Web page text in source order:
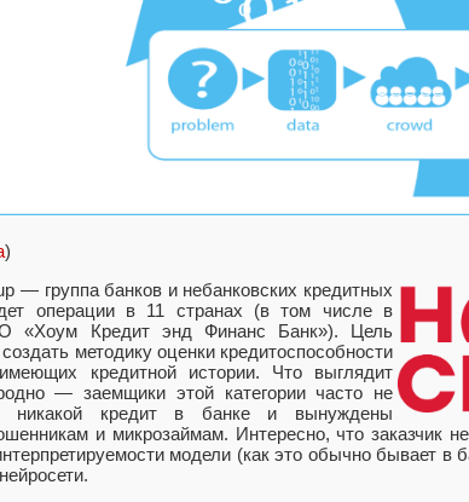
)
— группа банков и небанковских кредитных
операции в 11 странах (в том числе в
«Хоум Кредит энд Финанс Банк»). Цель
методику оценки кредитоспособности
кредитной истории. Что выглядит
— заемщики этой категории часто не
никакой кредит в банке и вынуждены
и микрозаймам. Интересно, что заказчик
модели (как это обычно бывает в